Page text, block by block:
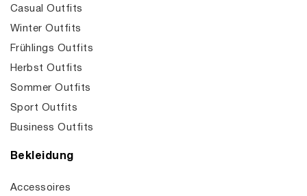
Casual Outfits
Winter Outfits
Frühlings Outfits
Herbst Outfits
Sommer Outfits
Sport Outfits
Business Outfits
Bekleidung
Accessoires